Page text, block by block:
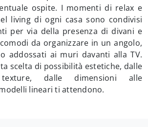
ospite. I momenti di relax e
living di ogni casa sono condivisi
per via della presenza di divani e
da organizzare in un angolo,
addossati ai muri davanti alla TV.
scelta di possibilità estetiche, dalle
dalle dimensioni alle
lineari ti attendono.